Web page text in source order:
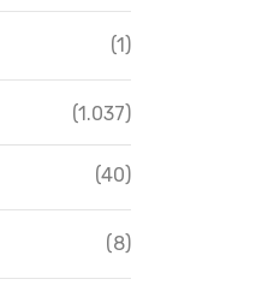
(1)
(1.037)
(40)
(8)